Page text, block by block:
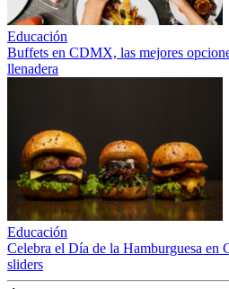
Educación
Buffets en CDMX, las mejores
llenadera
Educación
Celebra el Día de la Hamburguesa en
sliders